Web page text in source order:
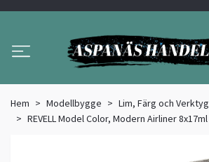
Hem Modellbygge
Lim, Färg och Verktyg
REVELL Model Color, Modern Airliner 8x17ml